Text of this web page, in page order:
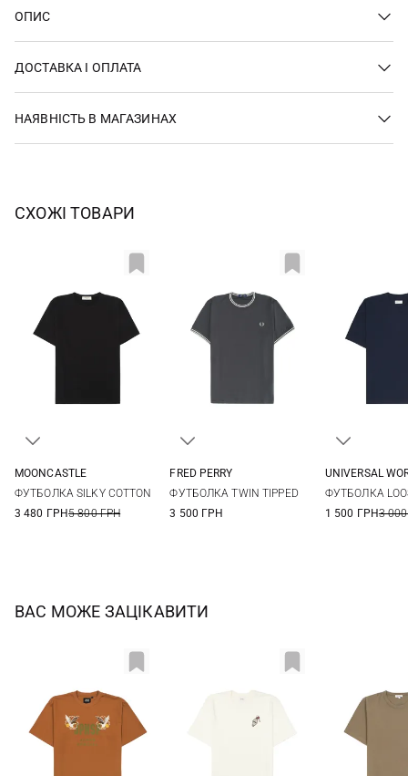
ОПИС
ДОСТАВКА І ОПЛАТА
НАЯВНІСТЬ В МАГАЗИНАХ
СХОЖІ ТОВАРИ
MOONCASTLE
ФУТБОЛКА SILKY COTTON
3 480 ГРН5 800 ГРН
FRED PERRY
ФУТБОЛКА TWIN TIPPED
3 500 ГРН
UNIVERSAL
ФУТБОЛКА
1 500 ГРН3
ВАС МОЖЕ ЗАЦІКАВИТИ